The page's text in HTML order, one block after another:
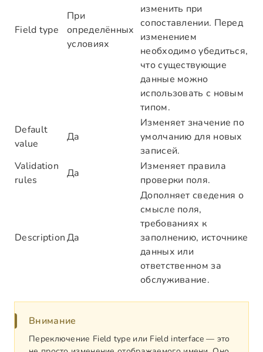
Field type
При
определённых
условиях
изменить при
сопоставлении. Перед
изменением
необходимо убедиться,
что существующие
данные можно
использовать с новым
типом.
Default
value
Да
Изменяет значение по
умолчанию для новых
записей.
Validation
rules
Да
Изменяет правила
проверки поля.
DescriptionДа
Дополняет сведения о
смысле поля,
требованиях к
заполнению, источнике
данных или
ответственном за
обслуживание.
Внимание
Переключение Field type или Field interface — это